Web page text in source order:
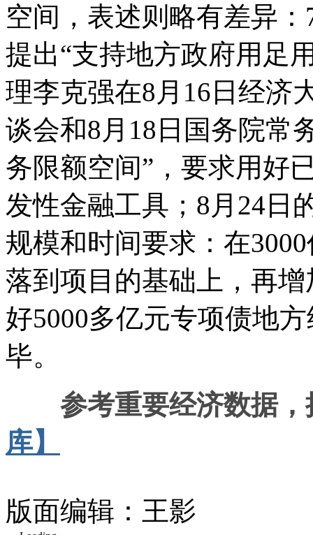
空间，表述则略有差异
提出“支持地方政府用足
理李克强在8月16日经济
谈会和8月18日国务院常
务限额空间”，要求用好
发性金融工具；8月24日
规模和时间要求：在
落到项目的基础上，再
好5000多亿元专项债地
毕。
参考重要经济数据
库】
版面编辑：王影